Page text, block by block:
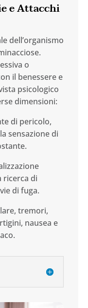
e Attacchi
dell’organismo
o
il benessere e
psicologico
dimensioni:
di pericolo,
sensazione di
ricerca di
di fuga.
tremori,
nausea e